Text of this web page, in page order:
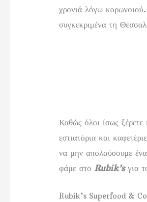
χρονιά λόγω
συγκεκριμένα τη
Καθώς όλοι ίσως
εστιατόρια και
να μην απολαύσουμε
φάμε στοRubik’sγια
Rubik’s Superfood &